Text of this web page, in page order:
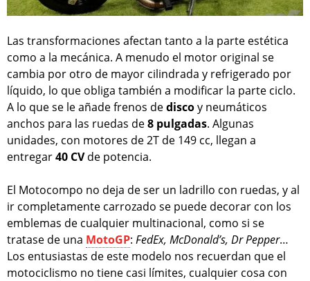
Las transformaciones afectan tanto a la parte estética
como a la mecánica. A menudo el motor original se
cambia por otro de mayor cilindrada y refrigerado por
líquido, lo que obliga también a modificar la parte ciclo.
A lo que se le añade frenos dediscoy neumáticos
anchos para las ruedas de8 pulgadas. Algunas
unidades, con motores de 2T de 149 cc, llegan a
entregar40 CVde potencia.
El Motocompo no deja de ser un ladrillo con ruedas, y al
ir completamente carrozado se puede decorar con los
emblemas de cualquier multinacional, como si se
tratase de una MotoGP: FedEx, McDonald’s, Dr Pepper…
Los entusiastas de este modelo nos recuerdan que el
motociclismo no tiene casi límites, cualquier cosa con